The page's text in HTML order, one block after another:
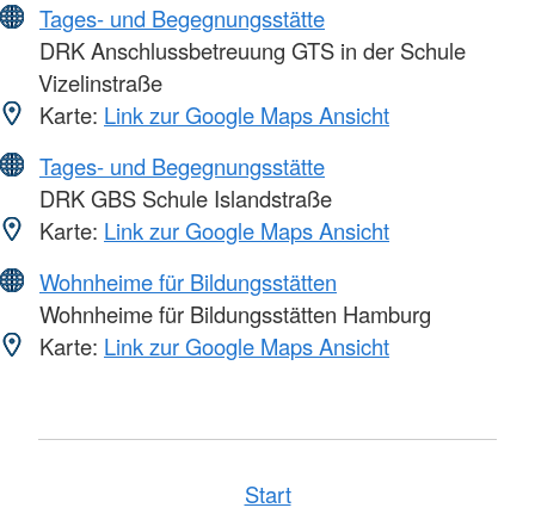
Tages- und Begegnungsstätte
DRK Anschlussbetreuung GTS in der Schule
Vizelinstraße
Karte: Link zur Google Maps Ansicht
Tages- und Begegnungsstätte
DRK GBS Schule Islandstraße
Karte: Link zur Google Maps Ansicht
Wohnheime für Bildungsstätten
Wohnheime für Bildungsstätten Hamburg
Karte: Link zur Google Maps Ansicht
Start